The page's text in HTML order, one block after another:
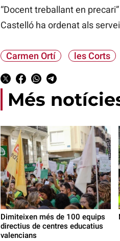
“Docent treballant en
Castelló ha ordenat als
Carmen Ortí les Corts
Més
Dimiteixen més de 100 equips
directius de centres educatius
valencians